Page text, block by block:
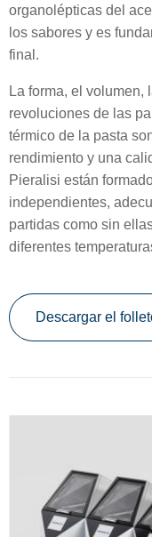
organolépticas del
los sabores y es
final.
La forma, el volumen,
revoluciones de las
térmico de la pasta
rendimiento y una
Pieralisi están
independientes,
partidas como sin
diferentes
Descargar el